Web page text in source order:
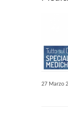
27 Marzo